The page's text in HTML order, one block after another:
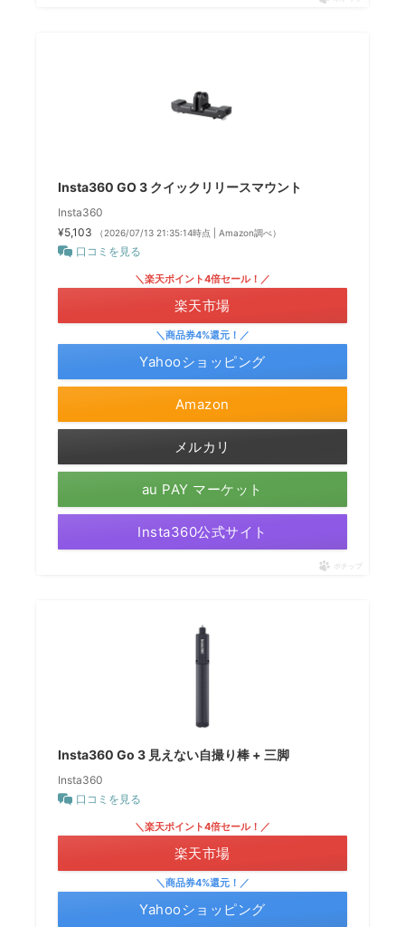
Insta360 GO 3 クイックリリースマウント
Insta360
¥5,103
（2026/07/13 21:35:14時点 | Amazon調べ）
口コミを見る
Amazon
＼楽天ポイント4倍セール！／
楽天市場
＼商品券4%還元！／
Yahooショッピング
メルカリ
au PAY マーケット
Insta360公式サイト
ポチップ
Insta360 Go 3 見えない自撮り棒 + 三脚
Insta360
口コミを見る
＼楽天ポイント4倍セール！／
楽天市場
＼商品券4%還元！／
Yahooショッピング